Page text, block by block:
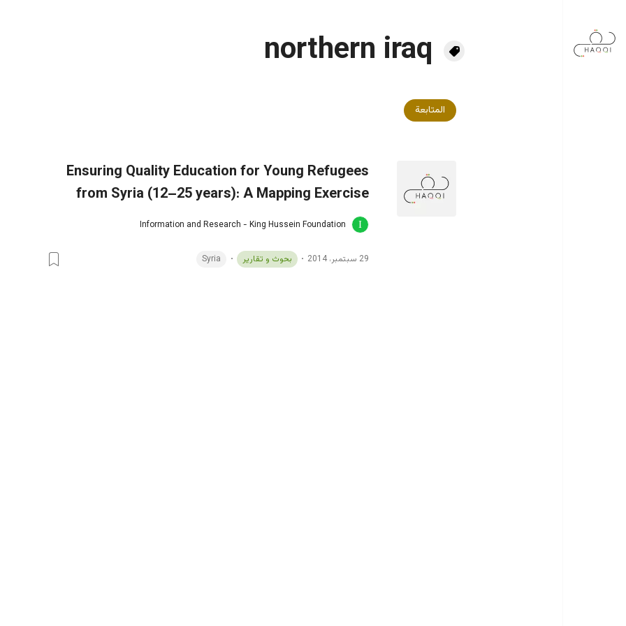
northern iraq
المتابعة
Ensuring Quality Education for Young Refugees
from Syria (12–25 years): A Mapping Exercise
Information and Research - King Hussein Foundation
29 سبتمبر، 2014 بحوث و تقارير Syria